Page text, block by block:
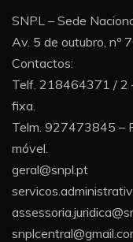
SNPL – Sede
Av. 5 de outubro, nº
Contactos:
Telf. 218464371 / 2
fixa.
Telm. 927473845 –
móvel.
geral@snpl.pt